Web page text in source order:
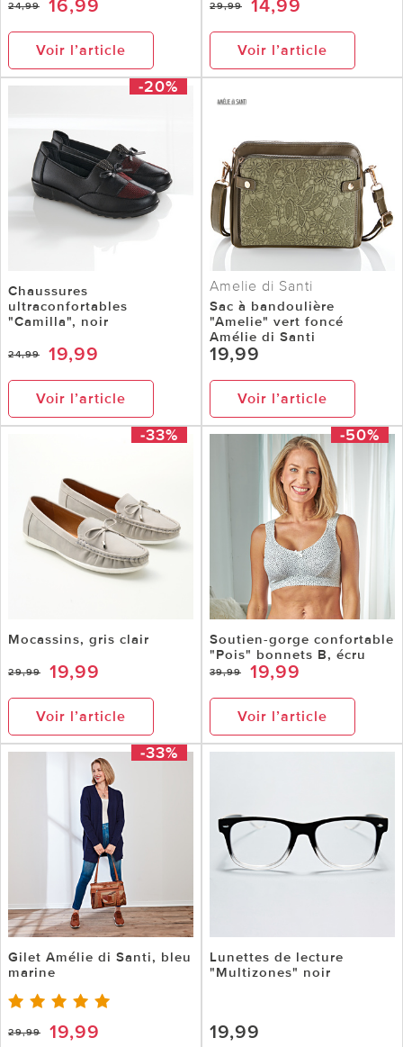
24,99 16,99
Voir l’article
29,99 14,99
Voir l’article
-20%
Chaussures
ultraconfortables
"Camilla", noir
24,99 19,99
Voir l’article
Amelie di Santi
Sac à bandoulière
"Amelie" vert foncé
Amélie di Santi
19,99
Voir l’article
-33%
Mocassins, gris clair
29,99 19,99
Voir l’article
-50%
Soutien-gorge confortable
"Pois" bonnets B, écru
39,99 19,99
Voir l’article
-33%
Gilet Amélie di Santi, bleu
marine
29,99 19,99
Lunettes de lecture
"Multizones" noir
19,99